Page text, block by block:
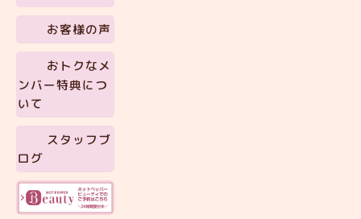
お客様の声
おトクなメ
ンバー特典につ
いて
スタッフブ
ログ